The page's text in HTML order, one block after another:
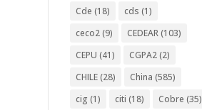
Cde (18) cds (1)
ceco2 (9) CEDEAR (103)
CEPU (41) CGPA2 (2)
CHILE (28) China (585)
cig (1) citi (18) Cobre (35)